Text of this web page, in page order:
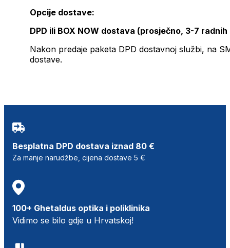
Opcije dostave:
DPD ili BOX NOW dostava (prosječno, 3-7 radnih
Nakon predaje paketa DPD dostavnoj službi, na
dostave.
Besplatna DPD dostava iznad 80 €
Za manje narudžbe, cijena dostave 5 €
100+ Ghetaldus optika i poliklinika
Vidimo se bilo gdje u Hrvatskoj!